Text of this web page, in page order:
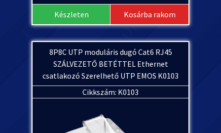
Készleten Kosárba rakom
8P8C UTP moduláris dugó Cat6 RJ45
SZÁLVEZETŐ BETÉTTEL Ethernet
csatlakozó Szerelhető UTP EMOS K0103
Cikkszám: K0103